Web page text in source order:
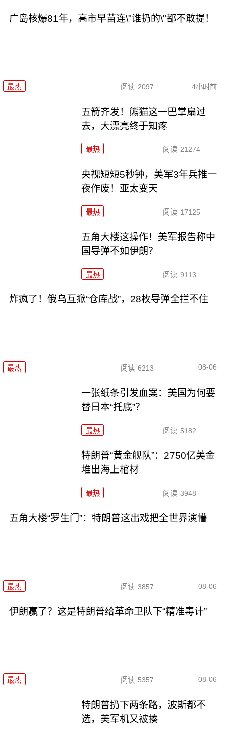
广岛核爆81年，高市早苗连\"谁扔的\"都不敢提！
最热 阅读 2097 4小时前
五箭齐发！熊猫这一巴掌扇过
去，大漂亮终于知疼
最热 阅读 21274
央视短短5秒钟，美军3年兵推一
夜作废！亚太变天
最热 阅读 17125
五角大楼这操作！美军报告称中
国导弹不如伊朗？
最热 阅读 9113
炸疯了！俄乌互掀“仓库战”，28枚导弹全拦不住
最热 阅读 6213 08-06
一张纸条引发血案：美国为何要
替日本“托底”？
最热 阅读 5182
特朗普“黄金舰队”：2750亿美金
堆出海上棺材
最热 阅读 3948
五角大楼“罗生门”：特朗普这出戏把全世界演懵
最热 阅读 3857 08-06
伊朗赢了？这是特朗普给革命卫队下“精准毒计”
最热 阅读 5357 08-06
特朗普扔下两条路，波斯都不
选，美军机又被揍